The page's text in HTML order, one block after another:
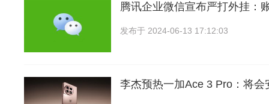
腾讯企业微信宣布严打外挂：
发布于 2024-06-13 17:12:03
李杰预热一加Ace 3 Pro：将会